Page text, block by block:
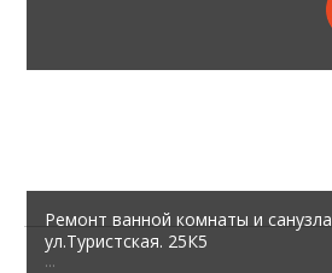
Ремонт ванной комнаты и санузла
ул.Туристская. 25К5
...